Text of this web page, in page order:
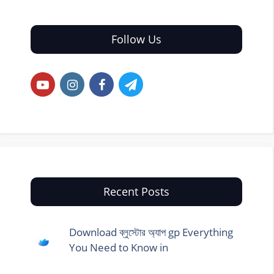
Follow Us
Recent Posts
Download ব্লুস্টোর অ্যাপ gp Everything
You Need to Know in